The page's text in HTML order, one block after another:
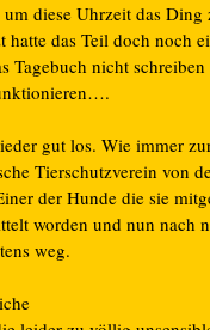
diese Uhrzeit das
das Teil doch noch
Tagebuch nicht
gut los. Wie immer
Tierschutzverein von
der Hunde die sie
worden und nun nach
weg.